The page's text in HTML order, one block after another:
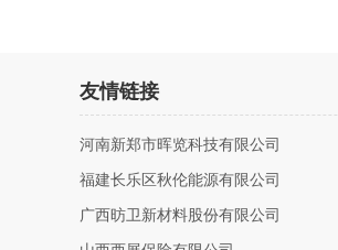
友情链接
河南新郑市晖览科技有限公司
福建长乐区秋伦能源有限公司
广西昉卫新材料股份有限公司